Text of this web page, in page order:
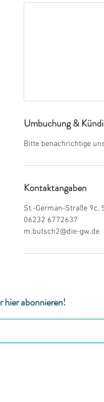
Umbuchung &
Bitte benachrichtige
Kontaktangaben
St.-German-Straße 9c,
06232 6772637
m.butsch2@die-gw.de
hier abonnieren!